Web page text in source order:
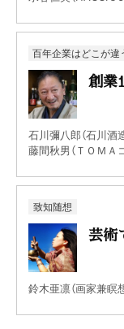
百年企業はどこが違
創業
石川彌八郎（石川酒
藤間秋男（ＴＯＭＡ
致知随想
芸術
鈴木亜凛（画家兼瞑